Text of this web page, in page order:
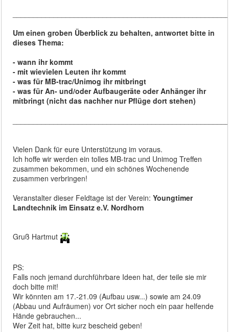
Um einen groben Überblick zu behalten, antwortet bitte in
dieses Thema:
- wann ihr kommt
- mit wievielen Leuten ihr kommt
- was für MB-trac/Unimog ihr mitbringt
- was für An- und/oder Aufbaugeräte oder Anhänger ihr
mitbringt (nicht das nachher nur Pflüge dort stehen)
Vielen Dank für eure Unterstützung im voraus.
Ich hoffe wir werden ein tolles MB-trac und Unimog Treffen
zusammen bekommen, und ein schönes Wochenende
zusammen verbringen!
Veranstalter dieser Feldtage ist der Verein:Youngtimer
Landtechnik im Einsatz e.V. Nordhorn
Gruß Hartmut
PS:
Falls noch jemand durchführbare Ideen hat, der teile sie mir
doch bitte mit!
Wir könnten am 17.-21.09 (Aufbau usw...) sowie am 24.09
(Abbau und Aufräumen) vor Ort sicher noch ein paar helfende
Hände gebrauchen...
Wer Zeit hat, bitte kurz bescheid geben!